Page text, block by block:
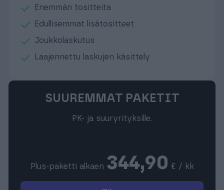
Enemmän tositteita
Edullisemmat lisätositteet
Joukkolaskutus
Laajennettu laskujen käsittely
SUUREMMAT PAKETIT
PK- ja suuryrityksille.
Plus-paketti alkaen 344,90 € / kk